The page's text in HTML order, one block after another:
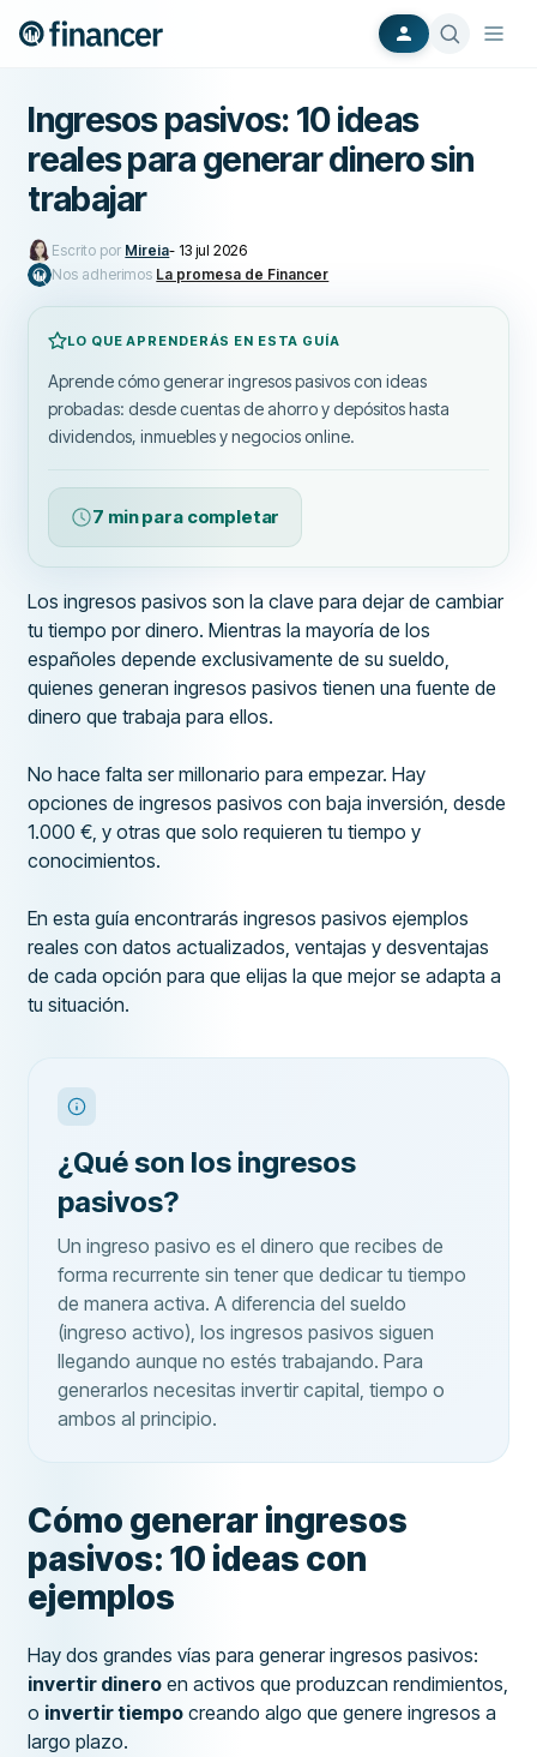
Ingresos pasivos: 10 ideas
reales para generar dinero sin
trabajar
Escrito por Mireia- 13 jul 2026
Nos adherimos La promesa de Financer
LO QUE APRENDERÁS EN ESTA GUÍA
Aprende cómo generar ingresos pasivos con ideas
probadas: desde cuentas de ahorro y depósitos hasta
dividendos, inmuebles y negocios online.
7 min para completar
Los ingresos pasivos son la clave para dejar de cambiar
tu tiempo por dinero. Mientras la mayoría de los
españoles depende exclusivamente de su sueldo,
quienes generan ingresos pasivos tienen una fuente de
dinero que trabaja para ellos.
No hace falta ser millonario para empezar. Hay
opciones de ingresos pasivos con baja inversión, desde
1.000 €, y otras que solo requieren tu tiempo y
conocimientos.
En esta guía encontrarás ingresos pasivos ejemplos
reales con datos actualizados, ventajas y desventajas
de cada opción para que elijas la que mejor se adapta a
tu situación.
¿Qué son los ingresos
pasivos?
Un ingreso pasivo es el dinero que recibes de
forma recurrente sin tener que dedicar tu tiempo
de manera activa. A diferencia del sueldo
(ingreso activo), los ingresos pasivos siguen
llegando aunque no estés trabajando. Para
generarlos necesitas invertir capital, tiempo o
ambos al principio.
Cómo generar ingresos
pasivos: 10 ideas con
ejemplos
Hay dos grandes vías para generar ingresos pasivos:
invertir dinero en activos que produzcan rendimientos,
o invertir tiempo creando algo que genere ingresos a
largo plazo.